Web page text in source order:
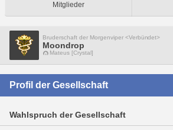
Mitglieder
Bruderschaft der Morgenviper <Verbündet>
Moondrop
Mateus [Crystal]
Profil der Gesellschaft
Wahlspruch der Gesellschaft